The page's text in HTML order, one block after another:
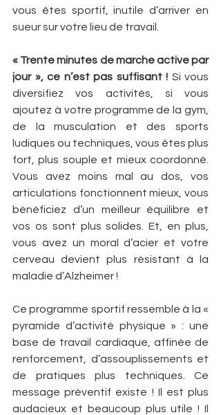
vous êtes sportif, inutile d’arriver en
sueur sur votre lieu de travail.
« Trente minutes de marche active par
jour », ce n’est pas suffisant ! Si vous
diversifiez vos activités, si vous
ajoutez à votre programme de la gym,
de la musculation et des sports
ludiques ou techniques, vous êtes plus
fort, plus souple et mieux coordonné.
Vous avez moins mal au dos, vos
articulations fonctionnent mieux, vous
bénéficiez d’un meilleur équilibre et
vos os sont plus solides. Et, en plus,
vous avez un moral d’acier et votre
cerveau devient plus résistant à la
maladie d’Alzheimer !
Ce programme sportif ressemble à la «
pyramide d’activité physique » : une
base de travail cardiaque, affinée de
renforcement, d’assouplissements et
de pratiques plus techniques. Ce
message préventif existe ! Il est plus
audacieux et beaucoup plus utile ! Il